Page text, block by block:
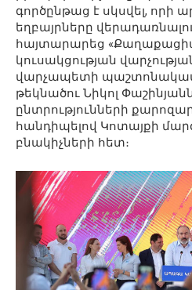
գործընթաց է սկսվել, որի
եղբայրները
հայտարարեց
կուսակցության
վարչապետի
թեկնածու Նիկոլ
ընտրությունների
հանդիպելով Կոտայքի
բնակիչների հետ։